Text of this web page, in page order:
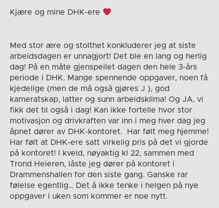
Kjære og mine DHK-ere
Med stor ære og stolthet konkluderer jeg at siste
arbeidsdagen er unnagjort! Det ble en lang og herlig
dag! På en måte gjenspeilet dagen den hele 3-års
periode i DHK. Mange spennende oppgaver, noen få
kjedelige (men de må også gjøres J ), god
kameratskap, latter og sunn arbeidsklima! Og JA, vi
fikk det til også i dag! Kan ikke fortelle hvor stor
motivasjon og drivkraften var inn i meg hver dag jeg
åpnet dører av DHK-kontoret. Har følt meg hjemme!
Har følt at DHK-ere satt virkelig pris på det vi gjorde
på kontoret! I kveld, nøyaktig kl 22, sammen med
Trond Heieren, låste jeg dører på kontoret i
Drammenshallen for den siste gang. Ganske rar
følelse egentlig… Det å ikke tenke i helgen på nye
oppgaver i uken som kommer er noe nytt.